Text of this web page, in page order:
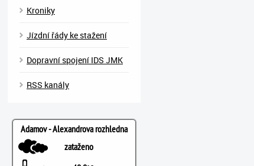
Kroniky
Jízdní řády ke stažení
Dopravní spojení IDS JMK
RSS kanály